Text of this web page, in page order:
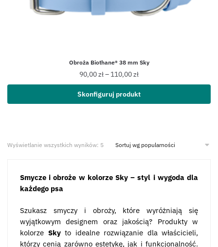
Obroża Biothane® 38 mm Sky
90,00zł– 110,00zł
Skonfiguruj produkt
Wyświetlanie wszystkich wyników: 5
Smycze i obroże w kolorze Sky – styl i wygoda dla
każdego psa
Szukasz smyczy i obroży, które wyróżniają się
wyjątkowym designem oraz jakością? Produkty w
kolorze Skyto idealne rozwiązanie dla właścicieli,
którzy cenią zarówno estetykę, jak i funkcjonalność.